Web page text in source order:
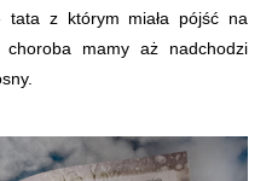
tata z którym miała pójść na
mamy aż nadchodzi